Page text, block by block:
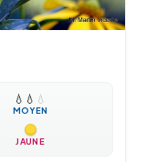
💧 💧 💧
MOYEN
JAUNE